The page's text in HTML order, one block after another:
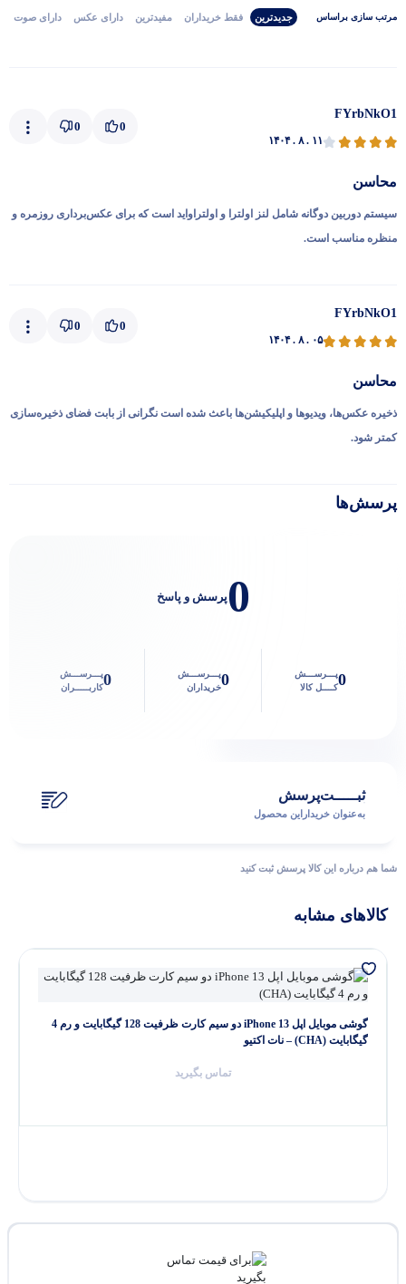
مرتب‌ سازی‌ بر‌اساس جدیدترین فقط‌ خریداران‌ مفیدترین دارای‌ عکس دارای‌ صوت
FYrbNkO1
۱۴۰۴ . ۸ . ۱۱
0
0
محاسن
سیستم دوربین دوگانه شامل لنز اولترا و اولتراواید است که برای عکس‌برداری روزمره و
منظره مناسب است.
FYrbNkO1
۱۴۰۴ . ۸ . ۰۵
0
0
محاسن
ذخیره عکس‌ها، ویدیوها و اپلیکیشن‌ها باعث شده است نگرانی از بابت فضای ذخیره‌سازی
کمتر شود.
پرسش‌ها
0پرسش و پاسخ
0پـــرســـش
کــــل کالا
0پـــرســـش
خریداران
0پـــرســـش
کاربـــــران
ثبـــــت‌پرسش
به‌عنوان ‌خریدار‌این‌ محصول
شما هم درباره این کالا پرسش ثبت کنید
کالاهای مشابه
گوشی موبایل اپل iPhone 13 دو سیم‌ کارت ظرفیت 128 گیگابایت و رم 4
گیگابایت (CHA) – نات اکتیو
تماس بگیرید